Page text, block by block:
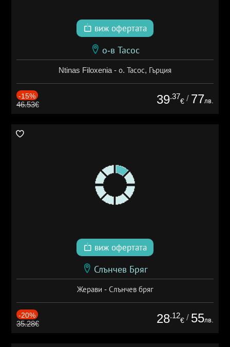
виж офертата
о-в Тасос
Ntinas Filoxenia - о. Тасос, Гърция
-15%
46.53€ 39.37
€ / 77лв.
виж офертата
Слънчев Бряг
Жерави - Слънчев бряг
-20%
35.28€ 28.12
€ / 55лв.